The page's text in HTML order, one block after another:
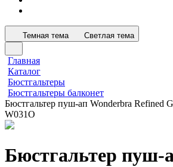
Темная тема Светлая тема
Главная
Каталог
Бюстгальтеры
Бюстгальтеры балконет
Бюстгальтер пуш-ап Wonderbra Refined
W031O
Бюстгальтер пуш-